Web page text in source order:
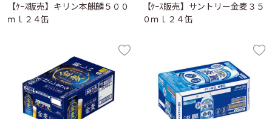
【ｹｰｽ販売】キリン本麒麟５００
ｍｌ２４缶
【ｹｰｽ販売】サントリー金麦３５
０ｍｌ２４缶